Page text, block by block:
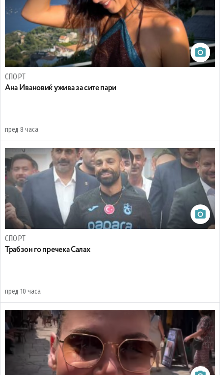
СПОРТ
Ана Ивановиќ ужива за сите пари
пред 8 часа
СПОРТ
Трабзон го пречека Салах
пред 10 часа